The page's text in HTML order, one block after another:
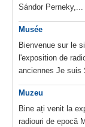
Sándor Perneky,...
Musée
Bienvenue sur le
l'exposition de
anciennes Je suis
Muzeu
Bine ați venit la
radiouri de epocă